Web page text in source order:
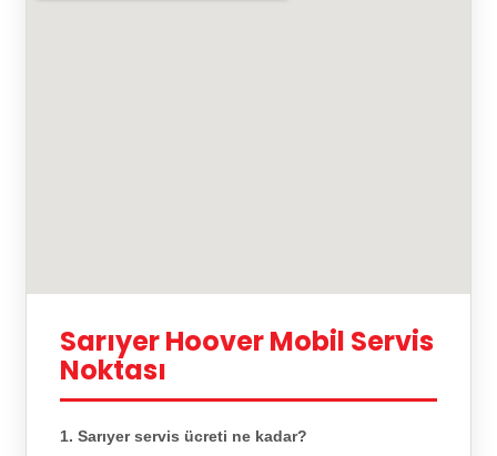
Sarıyer Hoover Mobil Servis
Noktası
1. Sarıyer servis ücreti ne kadar?